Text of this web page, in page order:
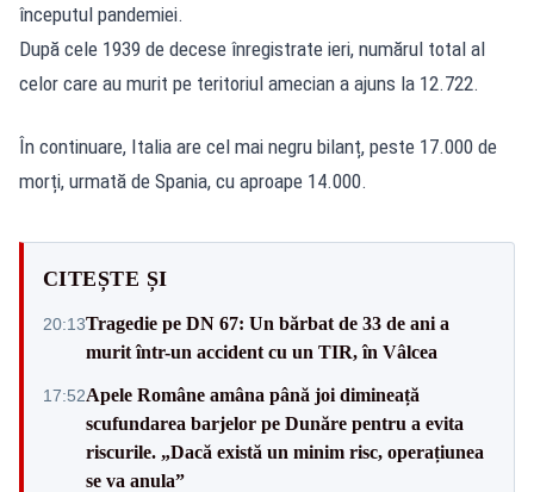
începutul pandemiei.
După cele 1939 de decese înregistrate ieri, numărul total al
celor care au murit pe teritoriul amecian a ajuns la 12.722.
În continuare, Italia are cel mai negru bilanț, peste 17.000 de
morți, urmată de Spania, cu aproape 14.000.
CITEȘTE ȘI
20:13Tragedie pe DN 67: Un bărbat de 33 de ani a
murit într-un accident cu un TIR, în Vâlcea
17:52Apele Române amâna până joi dimineață
scufundarea barjelor pe Dunăre pentru a evita
riscurile. „Dacă există un minim risc, operațiunea
se va anula”